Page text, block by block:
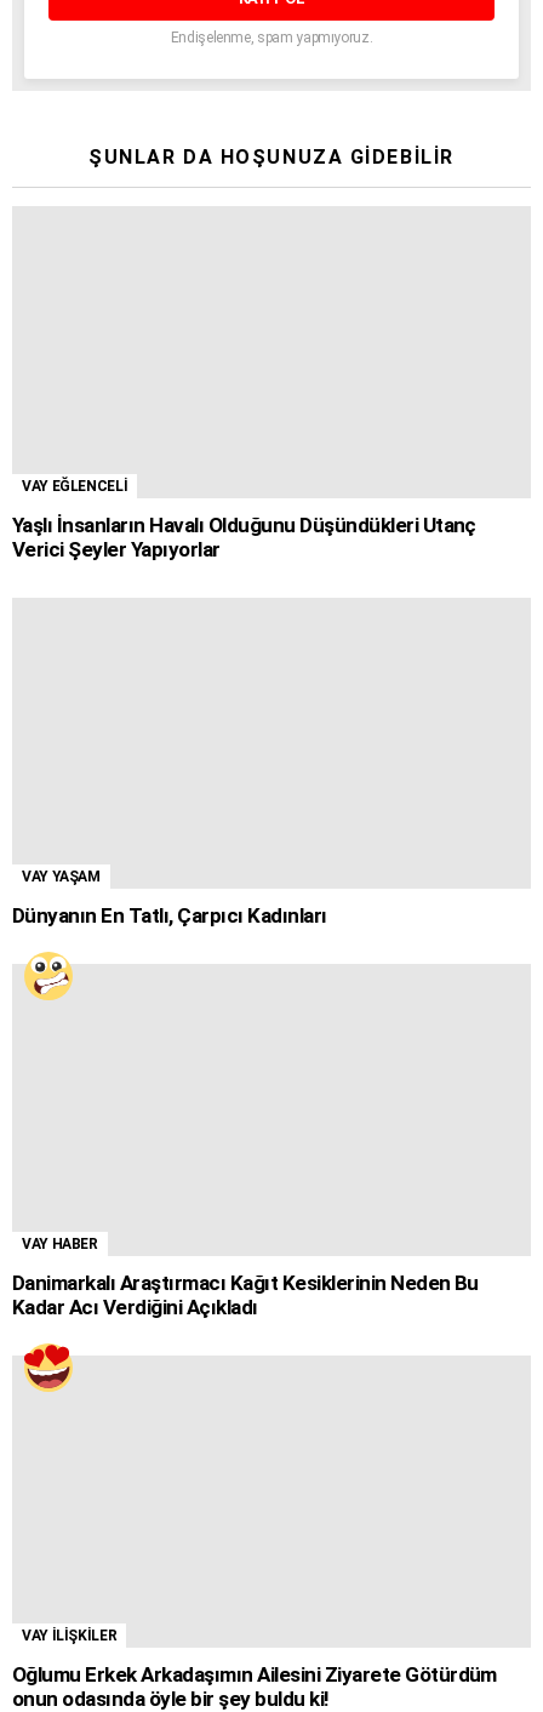
Endişelenme, spam yapmıyoruz.
ŞUNLAR DA HOŞUNUZA GIDEBILIR
VAY EĞLENCELİ
Yaşlı İnsanların Havalı Olduğunu Düşündükleri Utanç
Verici Şeyler Yapıyorlar
VAY YAŞAM
Dünyanın En Tatlı, Çarpıcı Kadınları
VAY HABER
Danimarkalı Araştırmacı Kağıt Kesiklerinin Neden Bu
Kadar Acı Verdiğini Açıkladı
VAY İLİŞKİLER
Oğlumu Erkek Arkadaşımın Ailesini Ziyarete Götürdüm
onun odasında öyle bir şey buldu ki!